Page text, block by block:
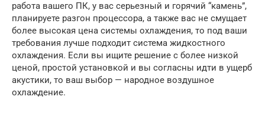
работа вашего ПК, у вас серьезный и горячий “камень”,
планируете разгон процессора, а также вас не смущает
более высокая цена системы охлаждения, то под ваши
требования лучше подходит система жидкостного
охлаждения. Если вы ищите решение с более низкой
ценой, простой установкой и вы согласны идти в ущерб
акустики, то ваш выбор — народное воздушное
охлаждение.